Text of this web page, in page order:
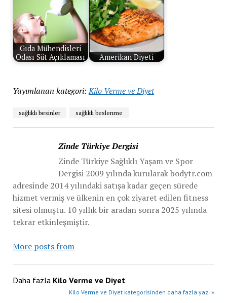
Gıda Mühendisleri
Odası Süt Açıklaması
Amerikan Diyeti
Yayımlanan kategori: Kilo Verme ve Diyet
sağlıklı besinler sağlıklı beslenme
Zinde Türkiye Dergisi
Zinde Türkiye Sağlıklı Yaşam ve Spor
Dergisi 2009 yılında kurularak bodytr.com
adresinde 2014 yılındaki satışa kadar geçen sürede
hizmet vermiş ve ülkenin en çok ziyaret edilen fitness
sitesi olmuştu. 10 yıllık bir aradan sonra 2025 yılında
tekrar etkinleşmiştir.
More posts from
Daha fazla Kilo Verme ve Diyet
Kilo Verme ve Diyet kategorisinden daha fazla yazı »